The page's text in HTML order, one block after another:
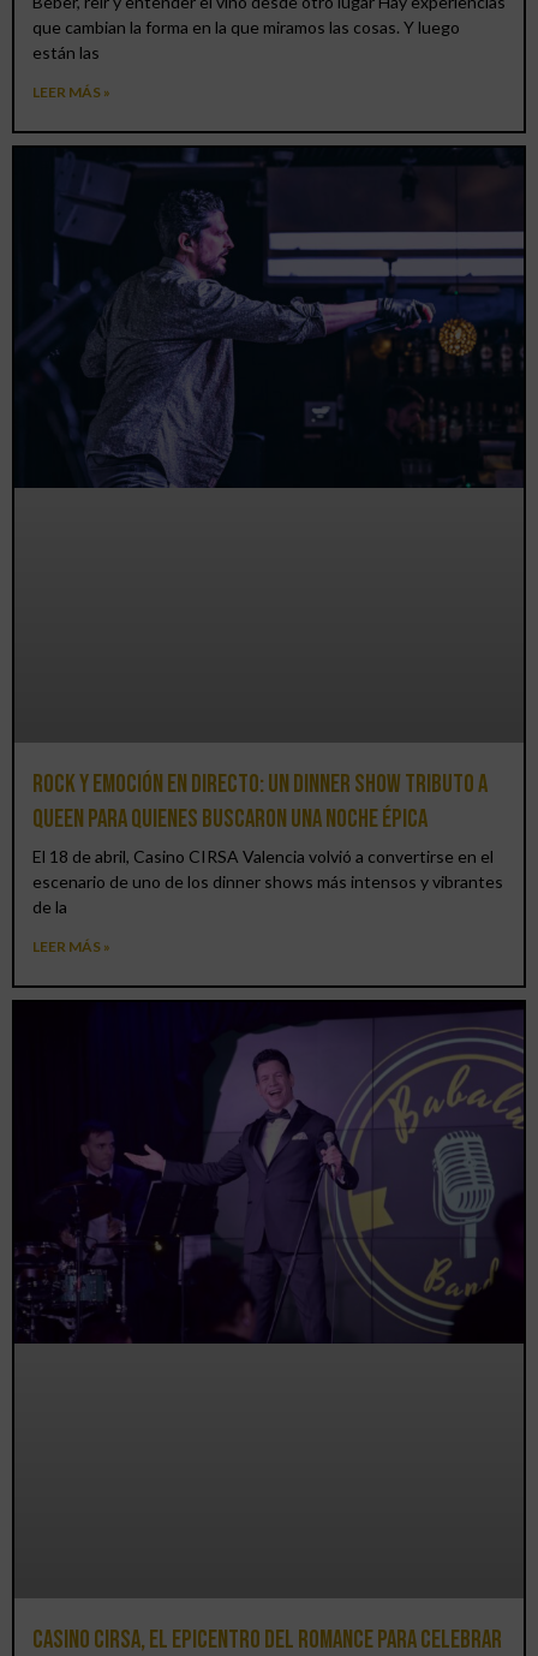
que cambian la forma en la que miramos las cosas. Y luego
están las
LEER MÁS »
Rock y emoción en directo: un Dinner Show Tributo a
Queen para quienes buscaron una noche épica
El 18 de abril, Casino CIRSA Valencia volvió a convertirse en el
escenario de uno de los dinner shows más intensos y vibrantes
de la
LEER MÁS »
Casino CIRSA, el epicentro del romance para celebrar